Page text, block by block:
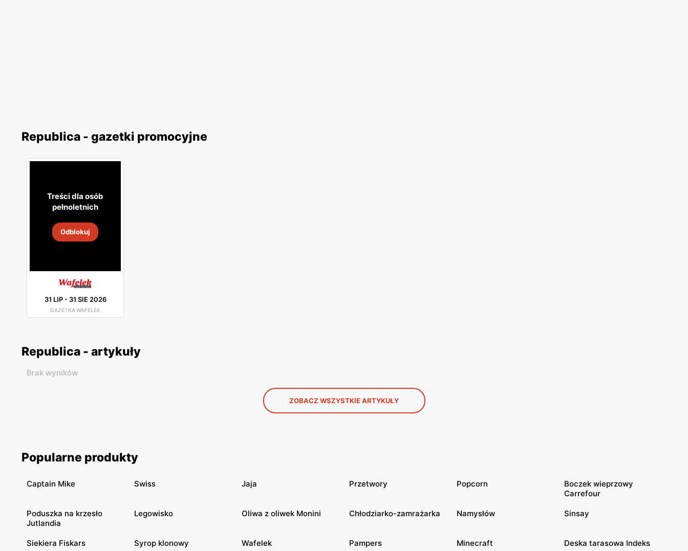
Republica - gazetki promocyjne
Treści dla osób
pełnoletnich
Odblokuj
31 LIP- 31 SIE 2026
GAZETKA WAFELEK
Republica - artykuły
Brak wyników
ZOBACZ WSZYSTKIE ARTYKUŁY
Popularne produkty
Captain Mike Swiss Jaja Przetwory Popcorn
Boczek wieprzowy
Carrefour
Poduszka na krzesło
Jutlandia
Legowisko Oliwa z oliwek Monini Chłodziarko-zamrażarka Namysłów Sinsay
Siekiera Fiskars Syrop klonowy Wafelek Pampers Minecraft Deska tarasowa Indeks